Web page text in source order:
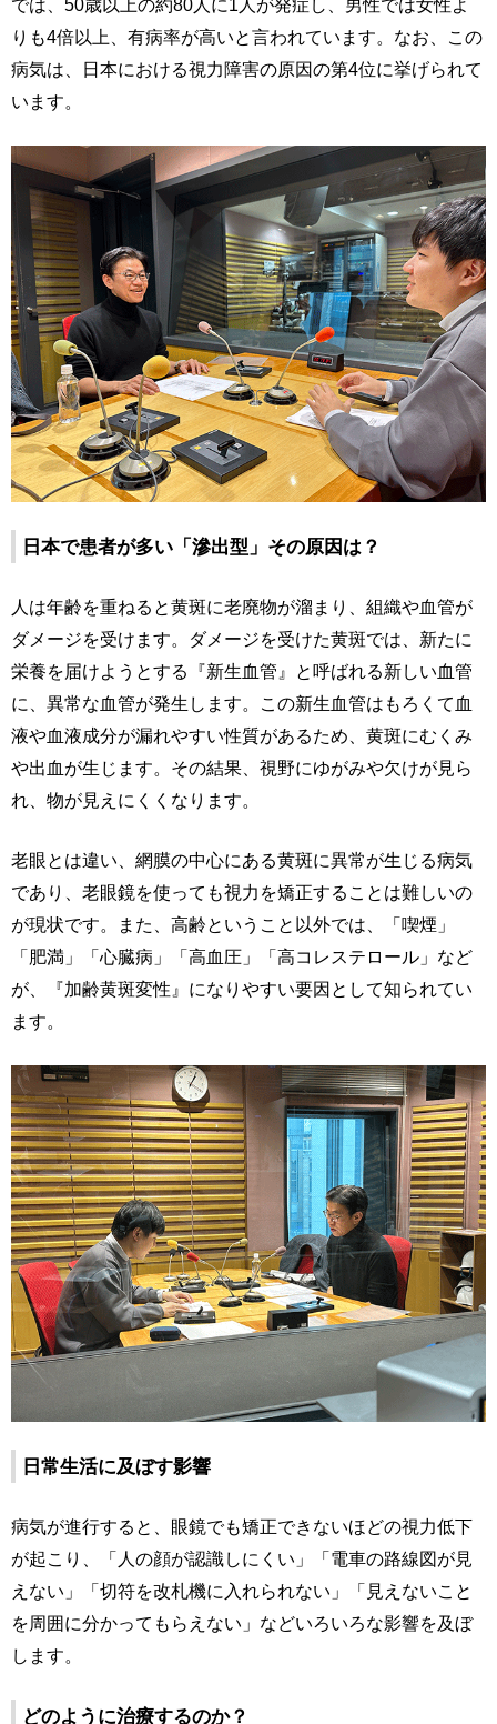
では、50歳以上の約80人に1人が発症し、男性では女性よ
りも4倍以上、有病率が高いと言われています。なお、この
病気は、日本における視力障害の原因の第4位に挙げられて
います。
日本で患者が多い「滲出型」その原因は？
人は年齢を重ねると黄斑に老廃物が溜まり、組織や血管が
ダメージを受けます。ダメージを受けた黄斑では、新たに
栄養を届けようとする『新生血管』と呼ばれる新しい血管
に、異常な血管が発生します。この新生血管はもろくて血
液や血液成分が漏れやすい性質があるため、黄斑にむくみ
や出血が生じます。その結果、視野にゆがみや欠けが見ら
れ、物が見えにくくなります。
老眼とは違い、網膜の中心にある黄斑に異常が生じる病気
であり、老眼鏡を使っても視力を矯正することは難しいの
が現状です。また、高齢ということ以外では、「喫煙」
「肥満」「心臓病」「高血圧」「高コレステロール」など
が、『加齢黄斑変性』になりやすい要因として知られてい
ます。
日常生活に及ぼす影響
病気が進行すると、眼鏡でも矯正できないほどの視力低下
が起こり、「人の顔が認識しにくい」「電車の路線図が見
えない」「切符を改札機に入れられない」「見えないこと
を周囲に分かってもらえない」などいろいろな影響を及ぼ
します。
どのように治療するのか？